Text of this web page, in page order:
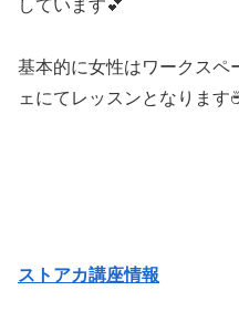
しています💕
基本的に女性はワークスペ
ェにてレッスンとなります
ストアカ講座情報